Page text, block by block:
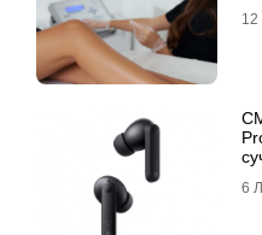
12
6